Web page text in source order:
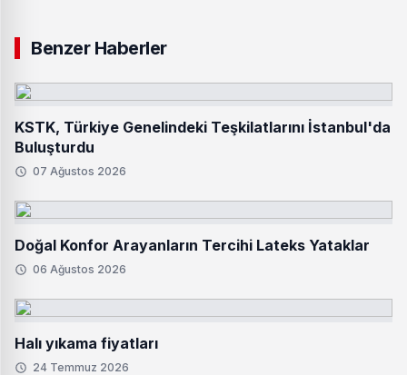
Benzer Haberler
KSTK, Türkiye Genelindeki Teşkilatlarını İstanbul'da
Buluşturdu
07 Ağustos 2026
Doğal Konfor Arayanların Tercihi Lateks Yataklar
06 Ağustos 2026
Halı yıkama fiyatları
24 Temmuz 2026